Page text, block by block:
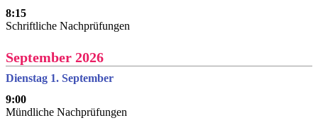
8:15
Schriftliche Nachprüfungen
September 2026
Dienstag 1. September
9:00
Mündliche Nachprüfungen